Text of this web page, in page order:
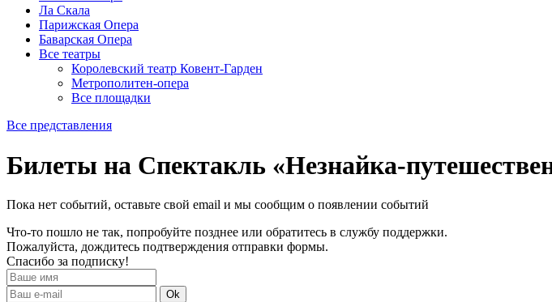
Ла Скала
Парижская Опера
Баварская Опера
Все театры
Королевский театр Ковент-Гарден
Метрополитен-опера
Все площадки
Все представления
Билеты на Спектакль «Незнайка-
Пока нет событий, оставьте свой email и мы сообщим о появлении событий
Что-то пошло не так, попробуйте позднее или обратитесь в службу поддержки.
Пожалуйста, дождитесь подтверждения отправки формы.
Спасибо за подписку!
Ok